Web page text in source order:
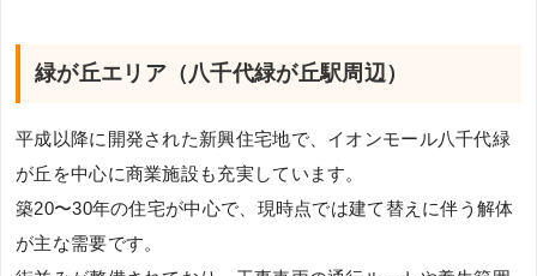
緑が丘エリア（八千代緑が丘駅周辺）
平成以降に開発された新興住宅地で、イオンモール八千代緑
が丘を中心に商業施設も充実しています。
築20〜30年の住宅が中心で、現時点では建て替えに伴う解体
が主な需要です。